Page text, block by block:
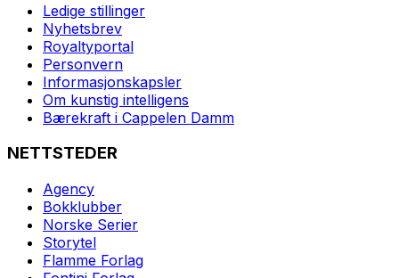
Ledige stillinger
Nyhetsbrev
Royaltyportal
Personvern
Informasjonskapsler
Om kunstig intelligens
Bærekraft i Cappelen Damm
NETTSTEDER
Agency
Bokklubber
Norske Serier
Storytel
Flamme Forlag